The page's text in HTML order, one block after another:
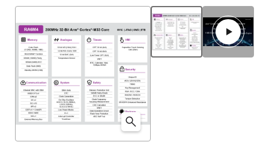
tree
menu
tree
menu